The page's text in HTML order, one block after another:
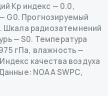
Kp индекс — 0.0,
— G0. Прогнозируемый
Шкала радиозатемнений
— S0. Температура
гПа, влажность —
Индекс качества воздуха
: NOAA SWPC,